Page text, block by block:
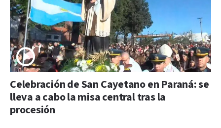
Celebración de San Cayetano en Paraná: se
lleva a cabo la misa central tras la
procesión